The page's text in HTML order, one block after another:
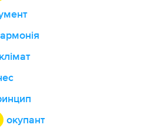
клімат
окупант